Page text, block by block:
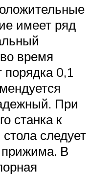
имеет ряд
время
0,1
При
станка к
следует
прижима. В